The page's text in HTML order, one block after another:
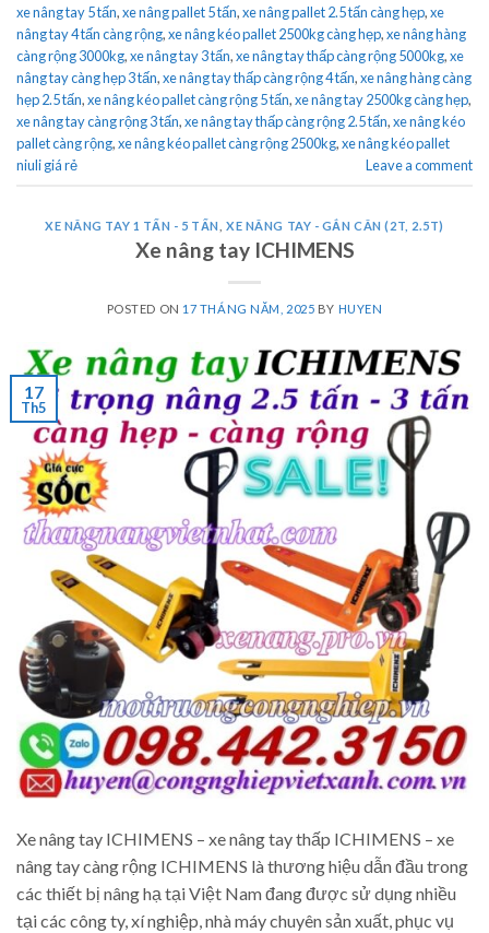
xe nâng tay 5 tấn,xe nâng pallet 5 tấn,xe nâng pallet 2.5 tấn càng hẹp,xe
nâng tay 4 tấn càng rộng,xe nâng kéo pallet 2500kg càng hẹp,xe nâng hàng
càng rộng 3000kg,xe nâng tay 3 tấn,xe nâng tay thấp càng rộng 5000kg,xe
nâng tay càng hẹp 3 tấn,xe nâng tay thấp càng rộng 4 tấn,xe nâng hàng càng
hẹp 2.5 tấn,xe nâng kéo pallet càng rộng 5 tấn,xe nâng tay 2500kg càng hẹp,
xe nâng tay càng rộng 3 tấn,xe nâng tay thấp càng rộng 2.5 tấn,xe nâng kéo
pallet càng rộng,xe nâng kéo pallet càng rộng 2500kg,xe nâng kéo pallet
niuli giá rẻ
Leave a comment
XE NÂNG TAY 1 TẤN - 5 TẤN ,XE NÂNG TAY - GẮN CÂN (2T, 2.5T)
Xe nâng tay ICHIMENS
POSTED ON 17 THÁNG NĂM, 2025 BY HUYEN
17
Th5
Xe nâng tay ICHIMENS – xe nâng tay thấp ICHIMENS – xe
nâng tay càng rộng ICHIMENS là thương hiệu dẫn đầu trong
các thiết bị nâng hạ tại Việt Nam đang được sử dụng nhiều
tại các công ty, xí nghiệp, nhà máy chuyên sản xuất, phục vụ